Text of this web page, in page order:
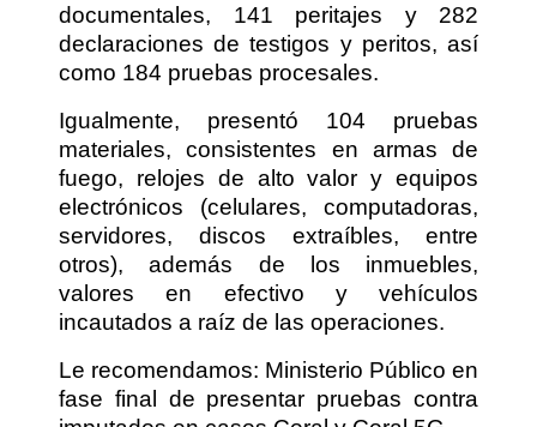
documentales, 141 peritajes y 282
declaraciones de testigos y peritos, así
como 184 pruebas procesales.
Igualmente, presentó 104 pruebas
materiales, consistentes en armas de
fuego, relojes de alto valor y equipos
electrónicos (celulares, computadoras,
servidores, discos extraíbles, entre
otros), además de los inmuebles,
valores en efectivo y vehículos
incautados a raíz de las operaciones.
Le recomendamos: Ministerio Público en
fase final de presentar pruebas contra